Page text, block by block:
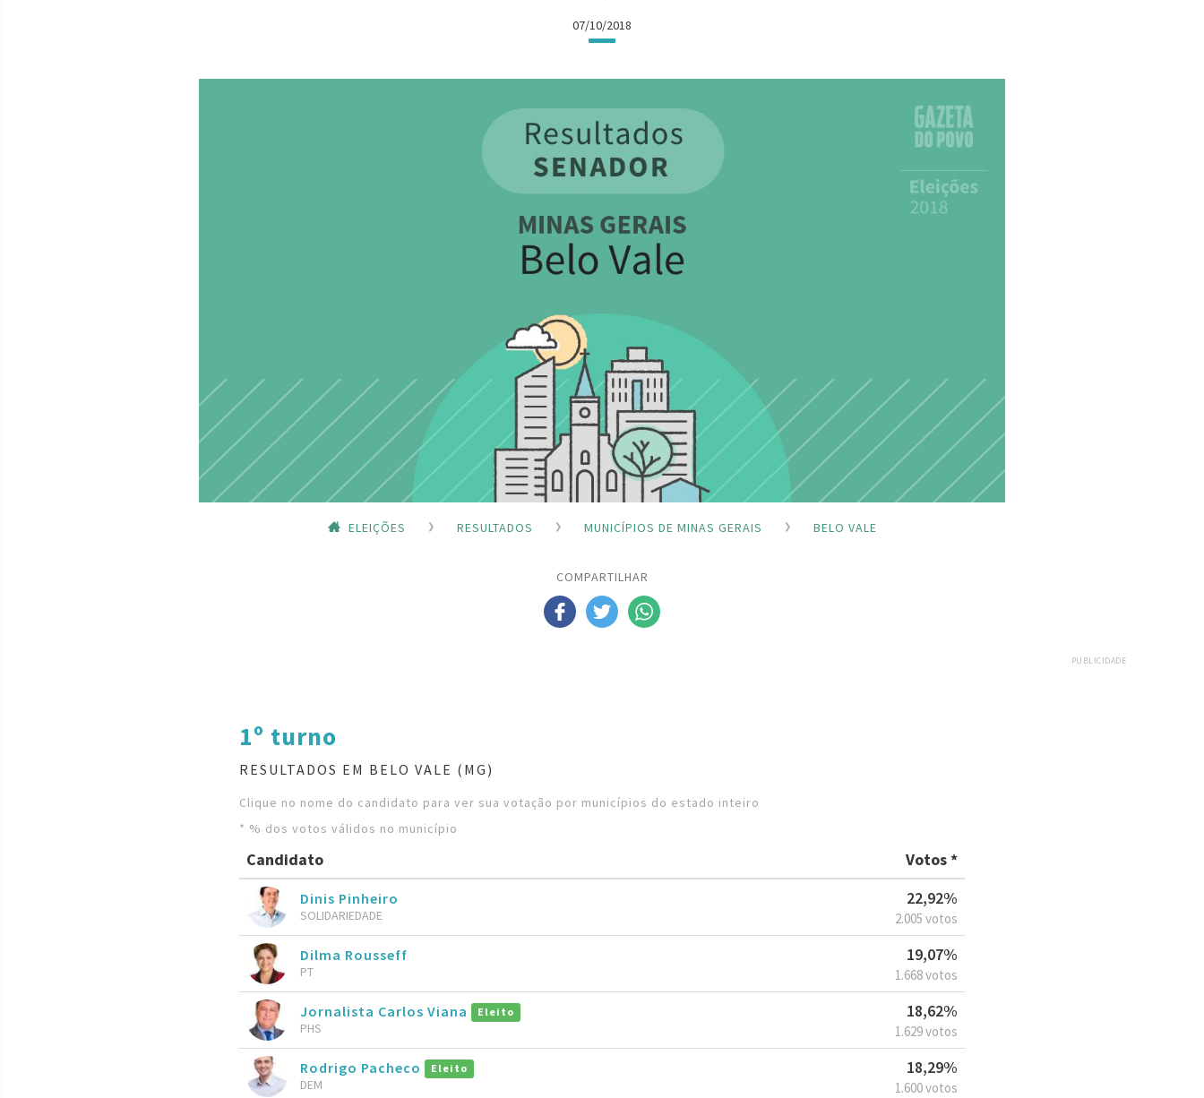
07/10/2018
ELEIÇÕES RESULTADOS MUNICÍPIOS DE MINAS GERAIS BELO VALE
COMPARTILHAR
PUBLICIDADE
1º turno
RESULTADOS EM BELO VALE (MG)
Clique no nome do candidato para ver sua votação por municípios do estado inteiro
* % dos votos válidos no município
Candidato Votos *
Dinis Pinheiro
SOLIDARIEDADE
22,92%
2.005 votos
Dilma Rousseff
PT
19,07%
1.668 votos
Jornalista Carlos Viana Eleito
PHS
18,62%
1.629 votos
Rodrigo Pacheco Eleito
DEM
18,29%
1.600 votos